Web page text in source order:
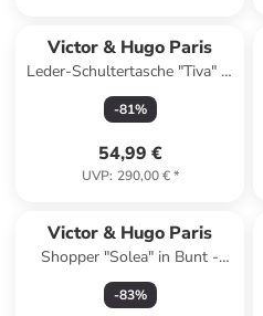
Victor & Hugo Paris
Leder-Schultertasche "Tiva" in
Beige - (B)23 x (H)13 x (T)6
cm
-81%
54,99 €
UVP: 290,00 €*
Victor & Hugo Paris
Shopper "Solea" in Bunt -
(B)50 x (H)28 x (T)18 cm
-83%